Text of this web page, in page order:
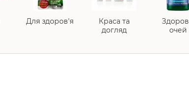
Для здоров'я
Краса та
догляд
очей